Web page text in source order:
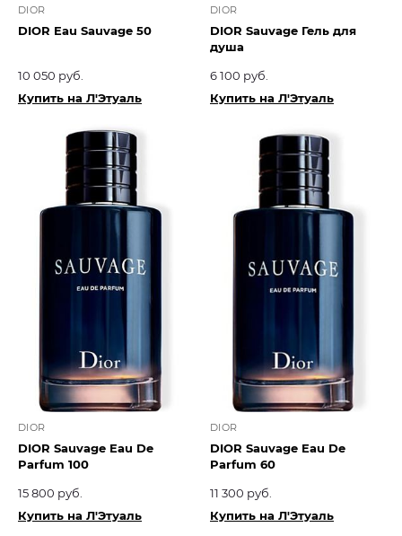
DIOR
DIOR Eau Sauvage 50
10 050 руб.
Купить на Л'Этуаль
DIOR
DIOR Sauvage Гель для
душа
6 100 руб.
Купить на Л'Этуаль
DIOR
DIOR Sauvage Eau De
Parfum 100
15 800 руб.
Купить на Л'Этуаль
DIOR
DIOR Sauvage Eau De
Parfum 60
11 300 руб.
Купить на Л'Этуаль